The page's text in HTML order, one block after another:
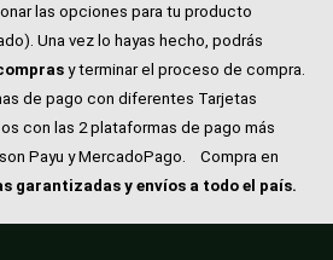
las opciones para tu producto
Una vez lo hayas hecho, podrás
y terminar el proceso de compra.
de pago con diferentes Tarjetas
con las 2 plataformas de pago más
Payu y MercadoPago.
Compra en
garantizadas y envíos a todo el país.